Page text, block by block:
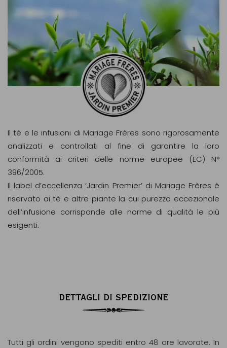
Il tè e le infusioni di Mariage Frères sono rigorosamente
analizzati e controllati al fine di garantire la loro
conformità ai criteri delle norme europee (EC) N°
396/2005.
Il label d’eccellenza ‘Jardin Premier’ di Mariage Frères è
riservato ai tè e altre piante la cui purezza eccezionale
dell’infusione corrisponde alle norme di qualità le più
esigenti.
DETTAGLI DI SPEDIZIONE
Tutti gli ordini vengono spediti entro 48 ore lavorate. In